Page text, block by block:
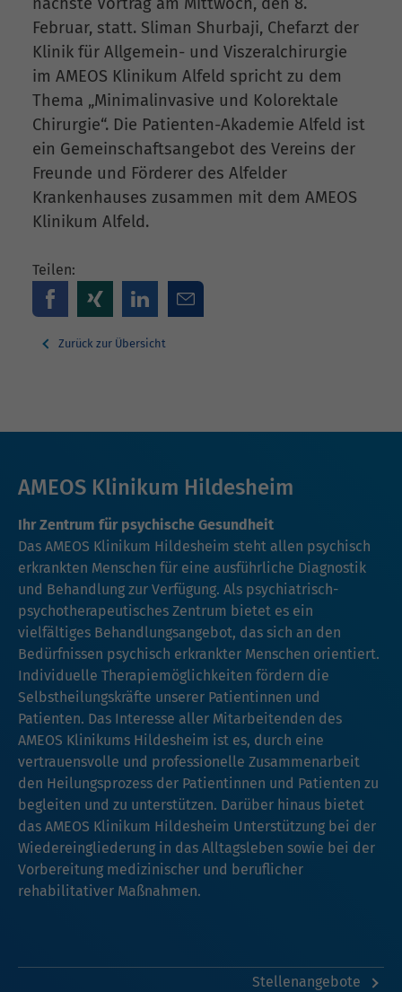
Februar, statt. Sliman Shurbaji, Chefarzt der
Klinik für Allgemein- und Viszeralchirurgie
im AMEOS Klinikum Alfeld spricht zu dem
Thema „Minimalinvasive und Kolorektale
Chirurgie“. Die Patienten-Akademie Alfeld ist
ein Gemeinschaftsangebot des Vereins der
Freunde und Förderer des Alfelder
Krankenhauses zusammen mit dem AMEOS
Klinikum Alfeld.
Teilen:
Zurück zur Übersicht
AMEOS Klinikum Hildesheim
Ihr Zentrum für psychische Gesundheit
Das AMEOS Klinikum Hildesheim steht allen psychisch
erkrankten Menschen für eine ausführliche Diagnostik
und Behandlung zur Verfügung. Als psychiatrisch-
psychotherapeutisches Zentrum bietet es ein
vielfältiges Behandlungsangebot, das sich an den
Bedürfnissen psychisch erkrankter Menschen orientiert.
Individuelle Therapiemöglichkeiten fördern die
Selbstheilungskräfte unserer Patientinnen und
Patienten. Das Interesse aller Mitarbeitenden des
AMEOS Klinikums Hildesheim ist es, durch eine
vertrauensvolle und professionelle Zusammenarbeit
den Heilungsprozess der Patientinnen und Patienten zu
begleiten und zu unterstützen. Darüber hinaus bietet
das AMEOS Klinikum Hildesheim Unterstützung bei der
Wiedereingliederung in das Alltagsleben sowie bei der
Vorbereitung medizinischer und beruflicher
rehabilitativer Maßnahmen.
Stellenangebote